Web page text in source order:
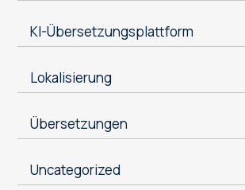
KI-Übersetzungsplattform
Lokalisierung
Übersetzungen
Uncategorized